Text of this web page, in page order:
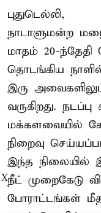
புதுடெல்லி,
நாடாளுமன்ற
மாதம் 20-
தொடங்கிய
இரு
வருகிறது.
மக்களவையில்
நிறைவு
இந்த நிலையில்
நீட் முறைகேடு
போராட்டங்கள்
X